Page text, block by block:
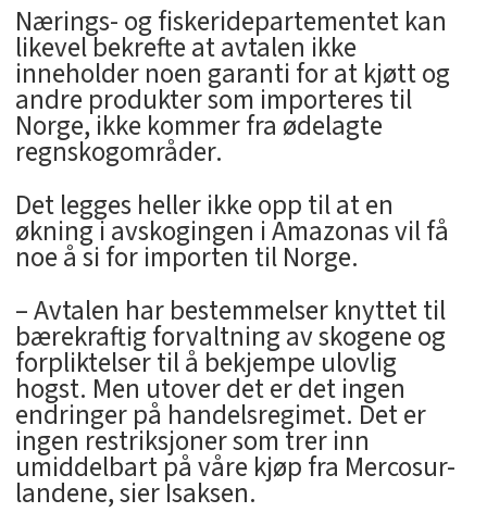
Nærings- og fiskeridepartementet kan
likevel bekrefte at avtalen ikke
inneholder noen garanti for at kjøtt og
andre produkter som importeres til
Norge, ikke kommer fra ødelagte
regnskogområder.
Det legges heller ikke opp til at en
økning i avskogingen i Amazonas vil få
noe å si for importen til Norge.
– Avtalen har bestemmelser knyttet til
bærekraftig forvaltning av skogene og
forpliktelser til å bekjempe ulovlig
hogst. Men utover det er det ingen
endringer på handelsregimet. Det er
ingen restriksjoner som trer inn
umiddelbart på våre kjøp fra Mercosur-
landene, sier Isaksen.